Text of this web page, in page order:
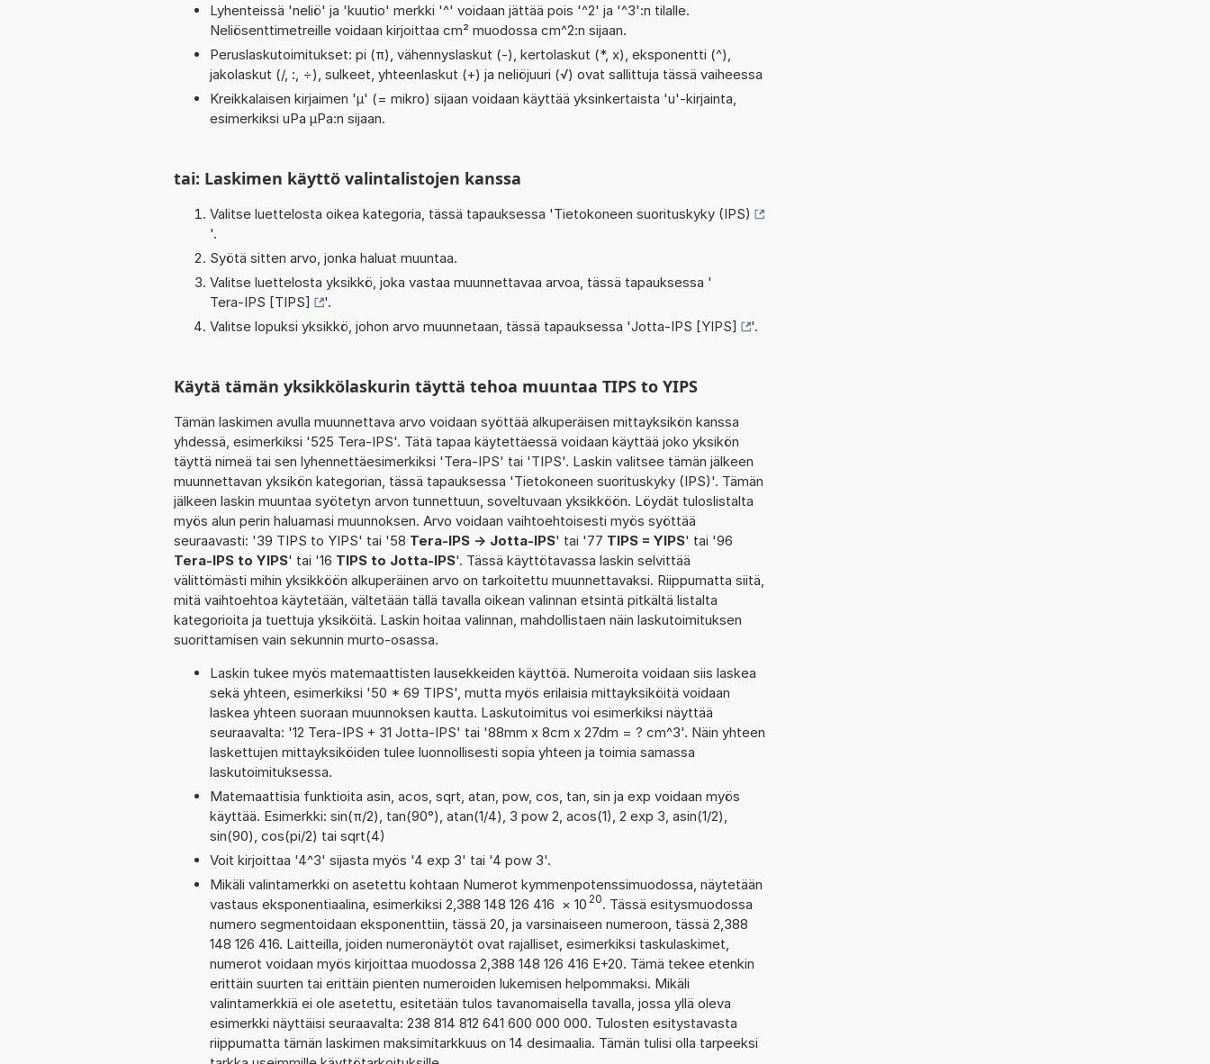
Lyhenteissä 'neliö' ja 'kuutio' merkki '^' voidaan jättää pois '^2' ja '^3':n tilalle.
Neliösenttimetreille voidaan kirjoittaa cm² muodossa cm^2:n sijaan.
Peruslaskutoimitukset: pi (π), vähennyslaskut (-), kertolaskut (*, x), eksponentti (^),
jakolaskut (/, :, ÷), sulkeet, yhteenlaskut (+) ja neliöjuuri (√) ovat sallittuja tässä vaiheessa
Kreikkalaisen kirjaimen 'µ' (= mikro) sijaan voidaan käyttää yksinkertaista 'u'-kirjainta,
esimerkiksi uPa µPa:n sijaan.
tai: Laskimen käyttö valintalistojen kanssa
Valitse luettelosta oikea kategoria, tässä tapauksessa 'Tietokoneen suorituskyky (IPS)
'.
Syötä sitten arvo, jonka haluat muuntaa.
Valitse luettelosta yksikkö, joka vastaa muunnettavaa arvoa, tässä tapauksessa '
Tera-IPS [TIPS]
'.
Valitse lopuksi yksikkö, johon arvo muunnetaan, tässä tapauksessa 'Jotta-IPS [YIPS] '.
Käytä tämän yksikkölaskurin täyttä tehoa muuntaa TIPS to YIPS
Tämän laskimen avulla muunnettava arvo voidaan syöttää alkuperäisen mittayksikön kanssa
yhdessä, esimerkiksi '525 Tera-IPS'. Tätä tapaa käytettäessä voidaan käyttää joko yksikön
täyttä nimeä tai sen lyhennettäesimerkiksi 'Tera-IPS' tai 'TIPS'. Laskin valitsee tämän jälkeen
muunnettavan yksikön kategorian, tässä tapauksessa 'Tietokoneen suorituskyky (IPS)'. Tämän
jälkeen laskin muuntaa syötetyn arvon tunnettuun, soveltuvaan yksikköön. Löydät tuloslistalta
myös alun perin haluamasi muunnoksen. Arvo voidaan vaihtoehtoisesti myös syöttää
seuraavasti: '39 TIPS to YIPS' tai '58 Tera-IPS -> Jotta-IPS' tai '77 TIPS = YIPS' tai '96
Tera-IPS to YIPS' tai '16 TIPS to Jotta-IPS'. Tässä käyttötavassa laskin selvittää
välittömästi mihin yksikköön alkuperäinen arvo on tarkoitettu muunnettavaksi. Riippumatta siitä,
mitä vaihtoehtoa käytetään, vältetään tällä tavalla oikean valinnan etsintä pitkältä listalta
kategorioita ja tuettuja yksiköitä. Laskin hoitaa valinnan, mahdollistaen näin laskutoimituksen
suorittamisen vain sekunnin murto-osassa.
Laskin tukee myös matemaattisten lausekkeiden käyttöä. Numeroita voidaan siis laskea
sekä yhteen, esimerkiksi '50 * 69 TIPS', mutta myös erilaisia mittayksiköitä voidaan
laskea yhteen suoraan muunnoksen kautta. Laskutoimitus voi esimerkiksi näyttää
seuraavalta: '12 Tera-IPS + 31 Jotta-IPS' tai '88mm x 8cm x 27dm = ? cm^3'. Näin yhteen
laskettujen mittayksiköiden tulee luonnollisesti sopia yhteen ja toimia samassa
laskutoimituksessa.
Matemaattisia funktioita asin, acos, sqrt, atan, pow, cos, tan, sin ja exp voidaan myös
käyttää. Esimerkki: sin(π/2), tan(90°), atan(1/4), 3 pow 2, acos(1), 2 exp 3, asin(1/2),
sin(90), cos(pi/2) tai sqrt(4)
Voit kirjoittaa '4^3' sijasta myös '4 exp 3' tai '4 pow 3'.
Mikäli valintamerkki on asetettu kohtaan Numerot kymmenpotenssimuodossa, näytetään
vastaus eksponentiaalina, esimerkiksi 2,388 148 126 416 × 10 20. Tässä esitysmuodossa
numero segmentoidaan eksponenttiin, tässä 20, ja varsinaiseen numeroon, tässä 2,388
148 126 416. Laitteilla, joiden numeronäytöt ovat rajalliset, esimerkiksi taskulaskimet,
numerot voidaan myös kirjoittaa muodossa 2,388 148 126 416 E+20. Tämä tekee etenkin
erittäin suurten tai erittäin pienten numeroiden lukemisen helpommaksi. Mikäli
valintamerkkiä ei ole asetettu, esitetään tulos tavanomaisella tavalla, jossa yllä oleva
esimerkki näyttäisi seuraavalta: 238 814 812 641 600 000 000. Tulosten esitystavasta
riippumatta tämän laskimen maksimitarkkuus on 14 desimaalia. Tämän tulisi olla tarpeeksi